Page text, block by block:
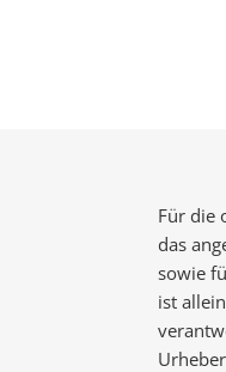
Für die
das
sowie
ist